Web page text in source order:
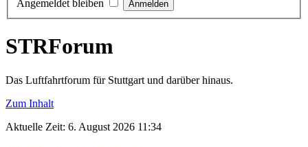
Angemeldet bleiben
STRForum
Das Luftfahrtforum für Stuttgart und darüber hinaus.
Zum Inhalt
Aktuelle Zeit: 6. August 2026 11:34